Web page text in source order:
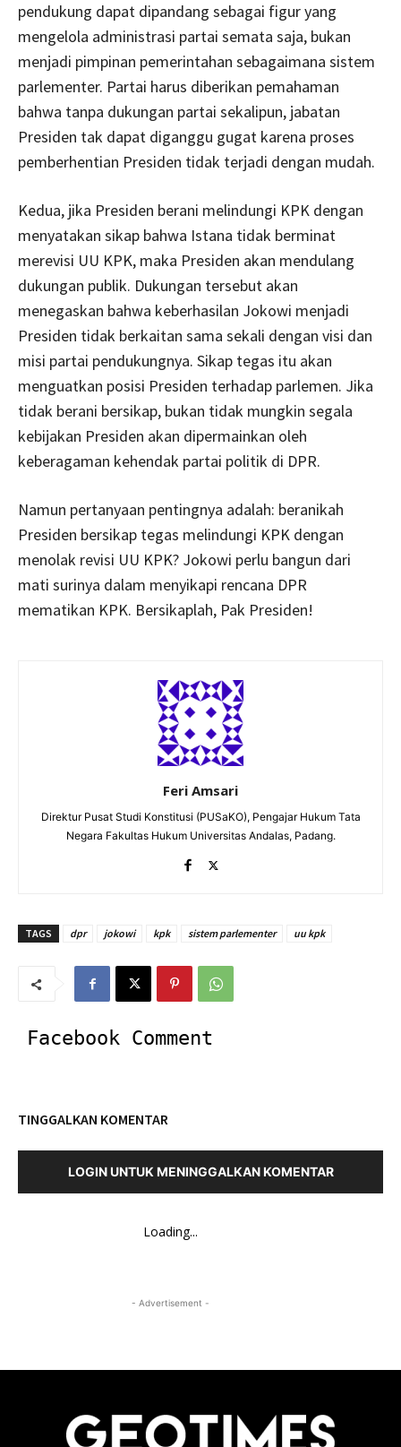
pendukung dapat dipandang sebagai figur yang
mengelola administrasi partai semata saja, bukan
menjadi pimpinan pemerintahan sebagaimana sistem
parlementer. Partai harus diberikan pemahaman
bahwa tanpa dukungan partai sekalipun, jabatan
Presiden tak dapat diganggu gugat karena proses
pemberhentian Presiden tidak terjadi dengan mudah.
Kedua, jika Presiden berani melindungi KPK dengan
menyatakan sikap bahwa Istana tidak berminat
merevisi UU KPK, maka Presiden akan mendulang
dukungan publik. Dukungan tersebut akan
menegaskan bahwa keberhasilan Jokowi menjadi
Presiden tidak berkaitan sama sekali dengan visi dan
misi partai pendukungnya. Sikap tegas itu akan
menguatkan posisi Presiden terhadap parlemen. Jika
tidak berani bersikap, bukan tidak mungkin segala
kebijakan Presiden akan dipermainkan oleh
keberagaman kehendak partai politik di DPR.
Namun pertanyaan pentingnya adalah: beranikah
Presiden bersikap tegas melindungi KPK dengan
menolak revisi UU KPK? Jokowi perlu bangun dari
mati surinya dalam menyikapi rencana DPR
mematikan KPK. Bersikaplah, Pak Presiden!
Feri Amsari
Direktur Pusat Studi Konstitusi (PUSaKO), Pengajar Hukum Tata
Negara Fakultas Hukum Universitas Andalas, Padang.
TAGS dpr jokowi kpk sistem parlementer uu kpk
Facebook Comment
TINGGALKAN KOMENTAR
LOGIN UNTUK MENINGGALKAN KOMENTAR
Loading...
- Advertisement -